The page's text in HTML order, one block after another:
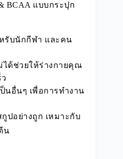
BCAA แบบกระปุก
รับนักกีฬา และคน
ได้ช่วยให้ร่างกายคุณ
นอื่นๆ เพื่อการทำงาน
ปอย่างถูก เหมาะกับ
น